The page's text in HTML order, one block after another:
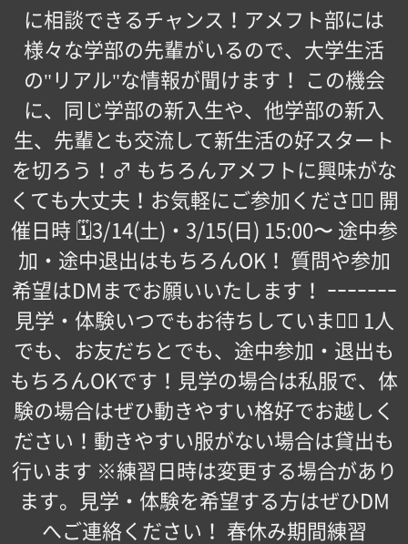
に相談できるチャンス！アメフト部には
様々な学部の先輩がいるので、大学生活
の"リアル"な情報が聞けます！ この機会
に、同じ学部の新入生や、他学部の新入
生、先輩とも交流して新生活の好スタート
を切ろう！‍♂️ もちろんアメフトに興味がな
くても大丈夫！お気軽にご参加ください🏻 ️開
催日時️ 🗓3/14(土)・3/15(日) 15:00〜 ️途中参
加・途中退出はもちろんOK！️ 質問や参加
希望はDMまでお願いいたします！️ ｰｰｰｰｰｰｰ
見学・体験いつでもお待ちしています🏻 1人
でも、お友だちとでも、途中参加・退出も
もちろんOKです！見学の場合は私服で、体
験の場合はぜひ動きやすい格好でお越しく
ださい！動きやすい服がない場合は貸出も
行います ※練習日時は変更する場合があり
ます。見学・体験を希望する方はぜひDM
へご連絡ください！ 春休み期間練習